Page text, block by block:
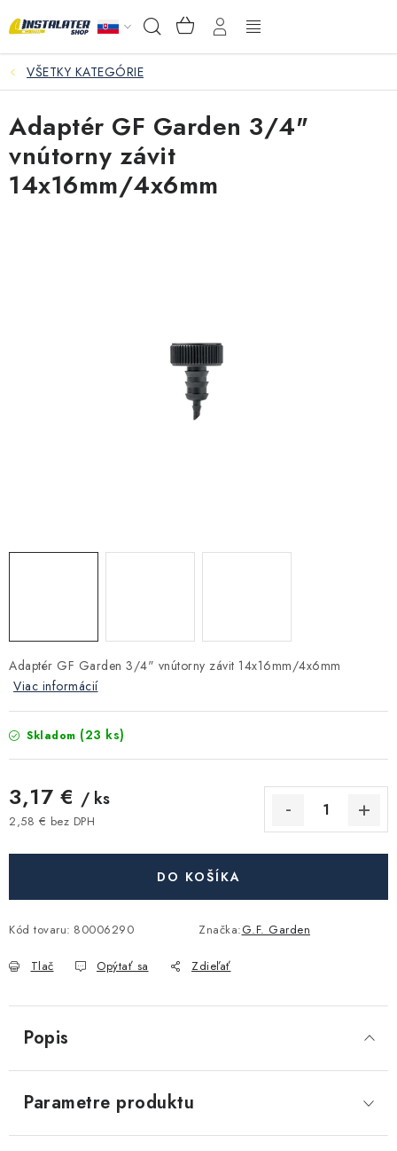
na
Hľadať NÁKUPNÝ
KOŠÍK
Meranie a regulácia
Filtrovanie a úprava vody
Akcie, Zľavy
VEĽKOOBCHOD
AKO VYBRAŤ?
PREDAJŇA - RAKOVÁ
Kontakty Poštovné a doprava
Obchodné podmienky
Obchodné podmienky požičovne náradia
Moja objednávka
VŠETKY KATEGÓRIE
Adaptér GF Garden 3/4" vnútorny závit 14x16mm/4x6mm
Viac informácií
Skladom (23 ks)
3,17 € / ks
2,58 € bez DPH
DO KOŠÍKA
Kód tovaru: 80006290 Značka:G.F. Garden
Tlač Opýtať sa Zdieľať
Adaptér GF Garden 3/4"
vnútorny závit
14x16mm/4x6mm
Popis
Parametre produktu